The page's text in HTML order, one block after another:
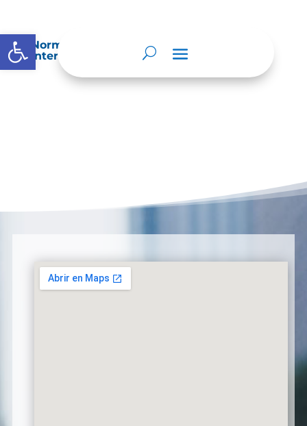
Abrir barra de herramientas
Normatividad especial que les aplique de
interés.